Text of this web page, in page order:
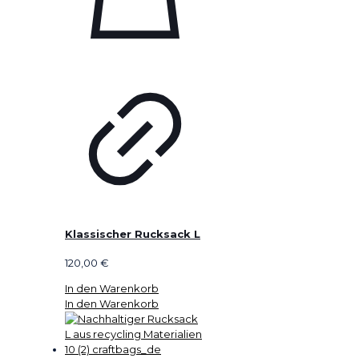
Klassischer Rucksack L
120,00 €
In den Warenkorb
In den Warenkorb